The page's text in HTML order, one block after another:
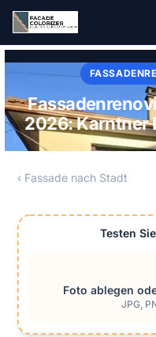
Zum Hauptinhalt springen
2026: Karntner
‹ Fassade nach Stadt
Testen
Foto ablegen
JPG,